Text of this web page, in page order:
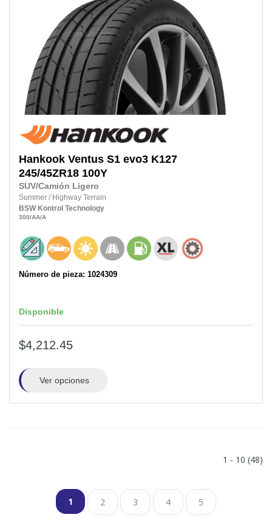
Hankook Ventus S1 evo3 K127
245/45ZR18 100Y
SUV/Camión Ligero
Summer / Highway Terrain
BSW Kontrol Technology
300/AA/A
Número de pieza: 1024309
Disponible
$4,212.45
Ver opciones
1 - 10 (48)
1 2 3 4 5